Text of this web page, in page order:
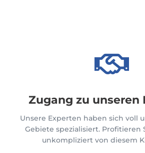

Zugang zu unseren
Unsere Experten haben sich voll
Gebiete spezialisiert. Profitieren
unkompliziertvon diesem